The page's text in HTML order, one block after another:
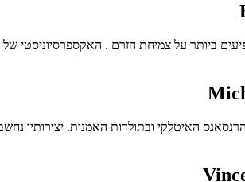
ביותר על צמיחת הזרם . האקספרסיוניסטי של
האיטלקי ובתולדות האמנות. יצירותיו